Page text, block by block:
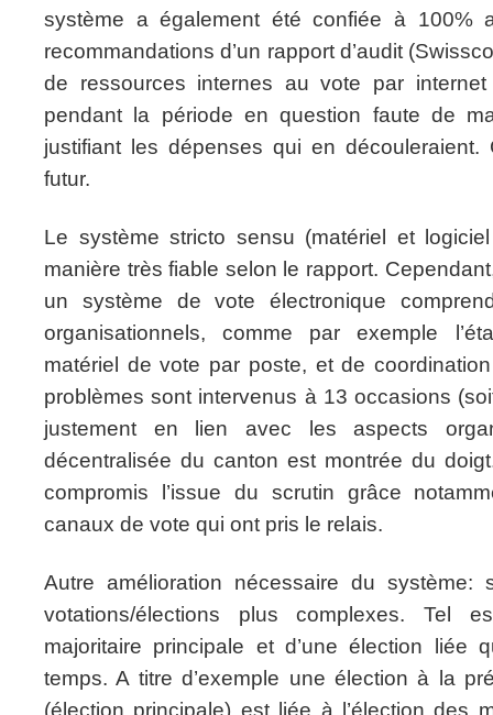
système a également été confiée à 100%
recommandations d’un rapport d’audit
de ressources internes au vote par
pendant la période en question faute de
justifiant les dépenses qui en
futur.
Le système stricto sensu (matériel et
manière très fiable selon le rapport.
un système de vote électronique
organisationnels, comme par exemple
matériel de vote par poste, et de
problèmes sont intervenus à 13 occasions
justement en lien avec les aspects
décentralisée du canton est montrée du
compromis l’issue du scrutin grâce
canaux de vote qui ont pris le relais.
Autre amélioration nécessaire du
votations/élections plus complexes. Tel
majoritaire principale et d’une élection liée
temps. A titre d’exemple une élection à la
(élection principale) est liée à l’élection des